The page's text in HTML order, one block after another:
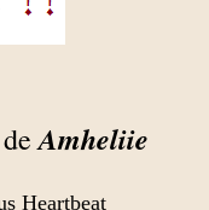
deAmheliie